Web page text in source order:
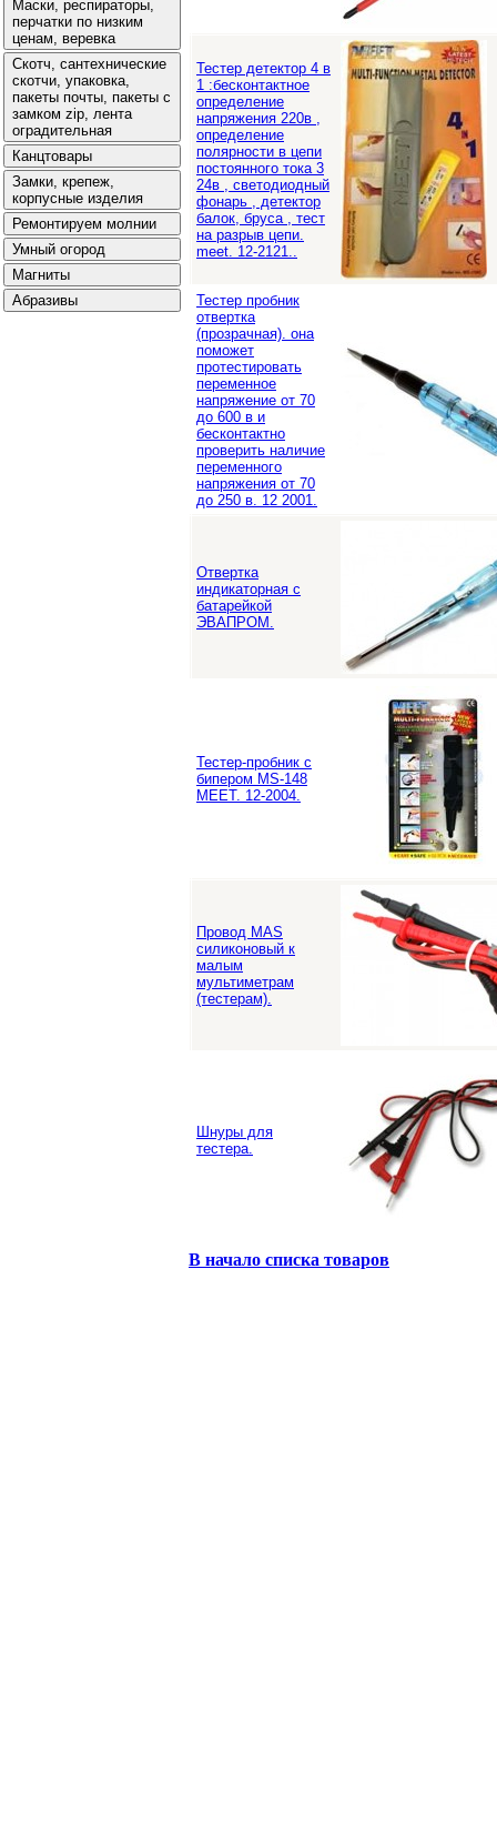
Тестер детектор 4 в
1 :бесконтактное
определение
напряжения 220в ,
определение
полярности в цепи
постоянного тока 3
24в , светодиодный
фонарь , детектор
балок, бруса , тест
на разрыв цепи.
meet. 12-2121..
Тестер пробник
отвертка
(прозрачная). она
поможет
протестировать
переменное
напряжение от 70
до 600 в и
бесконтактно
проверить наличие
переменного
напряжения от 70
до 250 в. 12 2001.
Отвертка
индикаторная c
батарейкой
ЭВАПРОМ.
Тестер-пробник с
бипером MS-148
MEET. 12-2004.
Провод MAS
силиконовый к
малым
мультиметрам
(тестерам).
Шнуры для
тестера.
В начало списка товаров